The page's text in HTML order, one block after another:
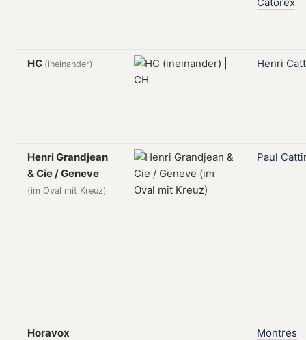
HC (ineinander) Henri
Henri Grandjean
& Cie / Geneve
(im Oval mit Kreuz)
Paul
Horavox
Montres